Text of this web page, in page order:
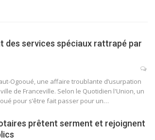
des services spéciaux rattrapé par
Ogooué, une affaire troublante d’usurpation
de Franceville. Selon le Quotidien l'Union, un
pour s’être fait passer pour un…
prêtent serment et rejoignent